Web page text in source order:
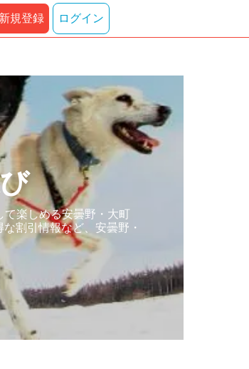
新規登録 ログイン
楽しめる安曇野・大町
割引情報など、安曇野・